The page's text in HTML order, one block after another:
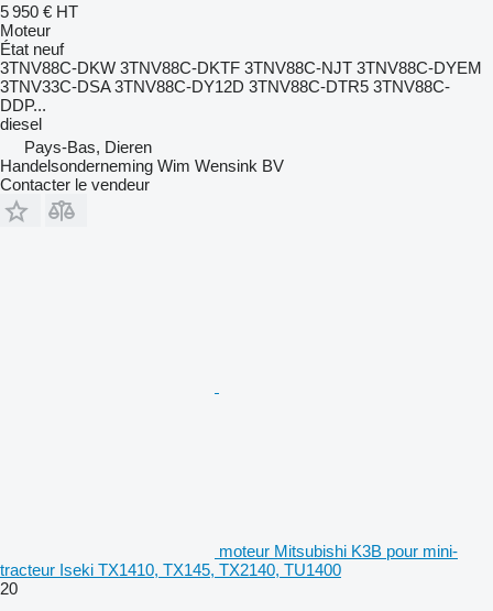
5 950 € HT
Moteur
État neuf
3TNV88C-DKW 3TNV88C-DKTF 3TNV88C-NJT 3TNV88C-DYEM
3TNV33C-DSA 3TNV88C-DY12D 3TNV88C-DTR5 3TNV88C-
DDP...
diesel
Pays-Bas, Dieren
Handelsonderneming Wim Wensink BV
Contacter le vendeur
moteur Mitsubishi K3B pour mini-
tracteur Iseki TX1410, TX145, TX2140, TU1400
20